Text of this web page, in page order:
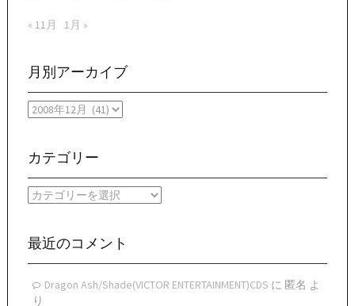
« 11月 1月 »
月別アーカイブ
月
ー
イ
ブ
カテゴリー
カ
リ
最近のコメント
Dragon Ash/Shade(VICTOR ENTERTAINMENT)CDS に 匿名 よ
り